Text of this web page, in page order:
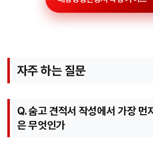
자주 하는 질문
Q. 숨고 견적서 작성에서 가장 먼
은 무엇인가